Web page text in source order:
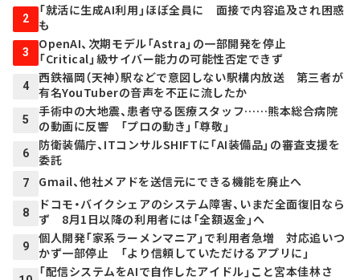
2
「就活に生成AI利用」ほぼ全員に 面接で内容追及され困惑
も
3
OpenAI、次期モデル「Astra」の一部開発を停止
「Critical」級サイバー能力の可能性否定できず
4
西鉄福岡（天神）駅などで意図しない駅構内放送 第三者が
有名YouTuberの音声を不正に流したか
5
手術中の大地震、患者守る医療スタッフ……熊本総合病院
の動画に反響 「プロの動き」「尊敬」
6
防衛装備庁、ITコンサルSHIFTに「AI装備品」の審査支援を
委託
7 Gmail、他社メアドを送信元にできる機能を廃止へ
8
ドコモ・バイクシェアのシステム障害、いまだ全面復旧なら
ず 8月1日以降の利用者には「全額返金」へ
9
個人開発「家系ラーメンマニア」で利用者急増 対応追いつ
かず一部停止 「より信頼していただけるアプリに」
「配信システムをAIで自作したアイドル」こと宮本佳林さ